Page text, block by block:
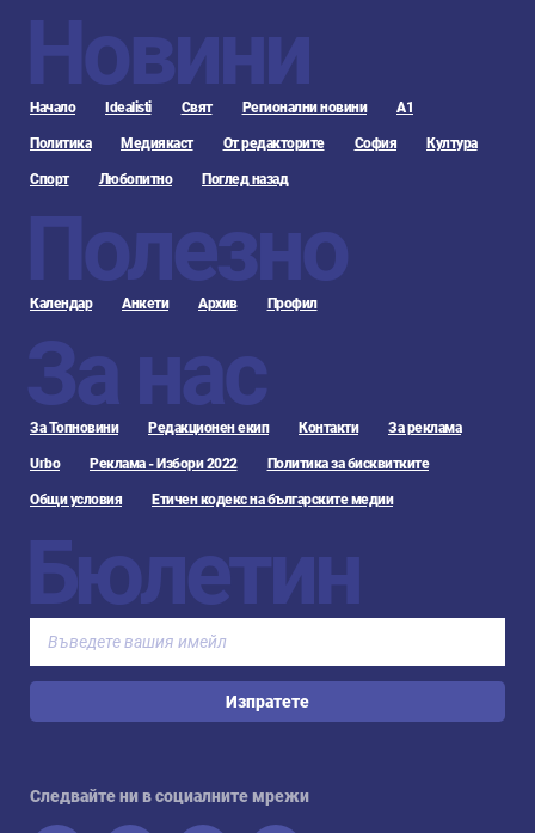
Новини
Начало Idealisti Свят Регионални новини А1
Политика Медиякаст От редакторите София Култура
Спорт Любопитно Поглед назад
Полезно
Календар Анкети Архив Профил
За нас
За Топновини Редакционен екип Контакти За реклама
Urbo Реклама - Избори 2022 Политика за бисквитките
Общи условия Етичен кодекс на българските медии
Бюлетин
Изпратете
Следвайте ни в социалните мрежи